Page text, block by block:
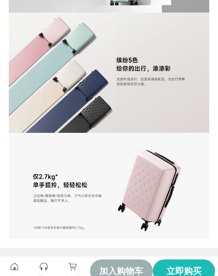
加入购物车 立即购买